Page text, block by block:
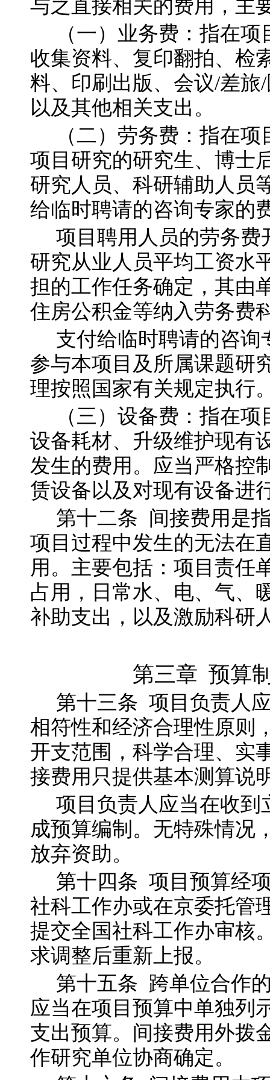
与之直接相关的费用，主
（一）业务费：指在
收集资料、复印翻拍、检
料、印刷出版、会议/差
以及其他相关支出。
（二）劳务费：指在
项目研究的研究生、博士
研究人员、科研辅助人员
给临时聘请的咨询专家的
项目聘用人员的劳务费
研究从业人员平均工资水
担的工作任务确定，其由
住房公积金等纳入劳务费
支付给临时聘请的咨
参与本项目及所属课题研
理按照国家有关规定执行
（三）设备费：指在
设备耗材、升级维护现有
发生的费用。应当严格控
赁设备以及对现有设备进
第十二条 间接费用是
项目过程中发生的无法在
用。主要包括：项目责任
占用，日常水、电、气、
补助支出，以及激励科研
第三章 预算
第十三条 项目负责人
相符性和经济合理性原则
开支范围，科学合理、实
接费用只提供基本测算说
项目负责人应当在收到
成预算编制。无特殊情况
放弃资助。
第十四条 项目预算经
社科工作办或在京委托管
提交全国社科工作办审核
求调整后重新上报。
第十五条 跨单位合作
应当在项目预算中单独列
支出预算。间接费用外拨
作研究单位协商确定。